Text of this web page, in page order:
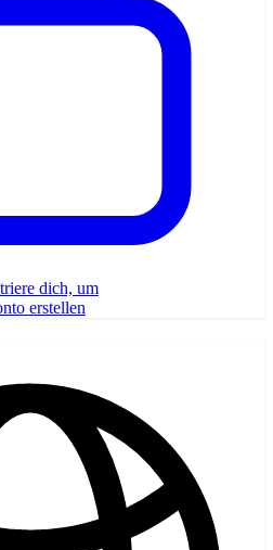
dich, um
erstellen